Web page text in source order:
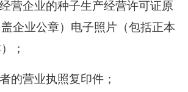
营企业的种子生产经营许可证原
企业公章）电子照片（包括正本
；
的营业执照复印件；